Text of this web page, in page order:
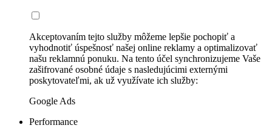
Akceptovaním tejto služby môžeme lepšie pochopiť a
vyhodnotiť úspešnosť našej online reklamy a optimalizovať
našu reklamnú ponuku. Na tento účel synchronizujeme Vaše
zašifrované osobné údaje s nasledujúcimi externými
poskytovateľmi, ak už využívate ich služby:
Google Ads
Performance